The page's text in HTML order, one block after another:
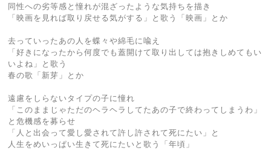
同性への劣等感と憧れが混ざったような気持ちを描き
「映画を見れば取り戻せる気がする」と歌う「映画」とか
去っていったあの人を蝶々や綿毛に喩え
「好きになったから何度でも蓋開けて取り出しては抱きしめてもい
いよね」と歌う
春の歌「新芽」とか
遠慮をしらないタイプの子に憧れ
「このままじゃただのヘラヘラしてたあの子で終わってしまうわ」
と危機感を募らせ
「人と出会って愛し愛されて許し許されて死にたい」と
人生をめいっぱい生きて死にたいと歌う「年頃」